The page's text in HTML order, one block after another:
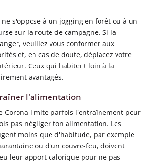
s'oppose à un jogging en forêt ou à un
sur la route de campagne. Si la
veuillez vous conformer aux
et, en cas de doute, déplacez votre
Ceux qui habitent loin à la
avantagés.
l'alimentation
Corona limite parfois l'entraînement pour
pas négliger ton alimentation. Les
moins que d'habitude, par exemple
ou d'un couvre-feu, doivent
leur apport calorique pour ne pas